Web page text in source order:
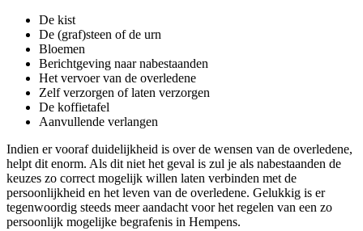
De kist
De (graf)steen of de urn
Bloemen
Berichtgeving naar nabestaanden
Het vervoer van de overledene
Zelf verzorgen of laten verzorgen
De koffietafel
Aanvullende verlangen
Indien er vooraf duidelijkheid is over de wensen van de overledene,
helpt dit enorm. Als dit niet het geval is zul je als nabestaanden de
keuzes zo correct mogelijk willen laten verbinden met de
persoonlijkheid en het leven van de overledene. Gelukkig is er
tegenwoordig steeds meer aandacht voor het regelen van een zo
persoonlijk mogelijke begrafenis in Hempens.